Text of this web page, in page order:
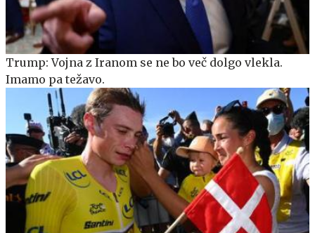
Trump: Vojna z Iranom se ne bo več dolgo vlekla.
Imamo pa težavo.